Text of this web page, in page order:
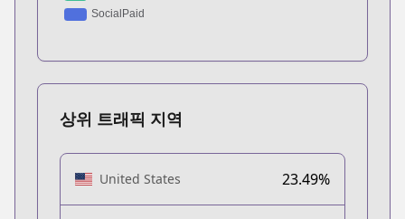
상위 트래픽 지역
United States 23.49%